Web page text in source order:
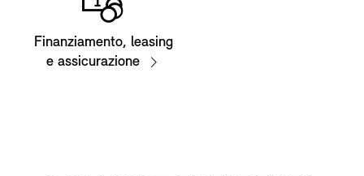
Finanziamento, leasing
e assicurazione